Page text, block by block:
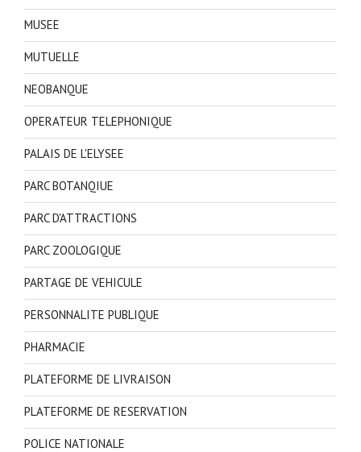
MUSEE
MUTUELLE
NEOBANQUE
OPERATEUR TELEPHONIQUE
PALAIS DE L'ELYSEE
PARC BOTANQIUE
PARC D'ATTRACTIONS
PARC ZOOLOGIQUE
PARTAGE DE VEHICULE
PERSONNALITE PUBLIQUE
PHARMACIE
PLATEFORME DE LIVRAISON
PLATEFORME DE RESERVATION
POLICE NATIONALE